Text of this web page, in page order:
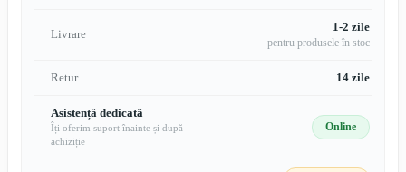
Livrare
1-2 zile
pentru produsele în stoc
Retur 14 zile
Asistență dedicată
Îți oferim suport înainte și după
achiziție
Online